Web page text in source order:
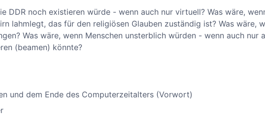
DDR noch existieren würde - wenn auch nur virtuell? Was wäre,
lahmlegt, das für den religiösen Glauben zuständig ist? Was wäre,
Was wäre, wenn Menschen unsterblich würden - wenn auch nur
(beamen) könnte?
und dem Ende des Computerzeitalters (Vorwort)